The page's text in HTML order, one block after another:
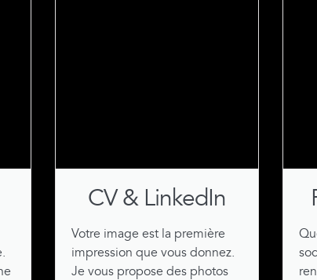
CV & LinkedIn
Votre image est la première
impression que vous donnez.
Je vous propose des photos